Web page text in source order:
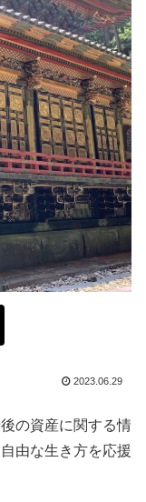
2023.06.29
の資産に関する情
由な生き方を応援